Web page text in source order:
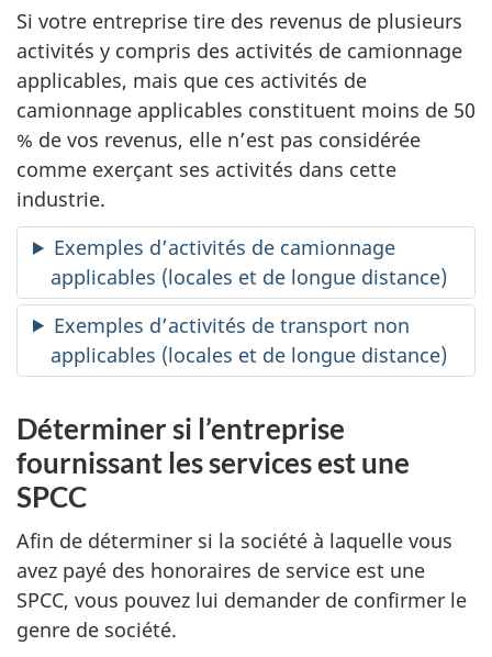
Si votre entreprise tire des revenus de plusieurs
activités y compris des activités de camionnage
applicables, mais que ces activités de
camionnage applicables constituent moins de 50
% de vos revenus, elle n’est pas considérée
comme exerçant ses activités dans cette
industrie.
Exemples d’activités de camionnage
applicables (locales et de longue distance)
Exemples d’activités de transport non
applicables (locales et de longue distance)
Déterminer si l’entreprise
fournissant les services est une
SPCC
Afin de déterminer si la société à laquelle vous
avez payé des honoraires de service est une
SPCC, vous pouvez lui demander de confirmer le
genre de société.